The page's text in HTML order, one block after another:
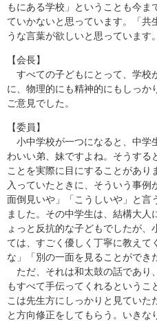
もにある学校」ということも今ま
ていかないと思っています。「共
うな言葉が欲しいと思っています。
【会長】
すべての子どもにとって、学校
に、物理的にも精神的にもしっか
ご意見でした。
【委員】
小中学校が一つになると、中学
わいい弟、妹ですよね。そうする
ことを実際に目にすることがあり
入っていたときに、そういう事例
面倒見いや」「こうしいや」と言
ました。その中学生は、結構大
ょっと反抗的な子どもでしたが
ては、すごく優しく丁寧に教えて
な」「別の一面を見ることができ
ただ、それは和太鼓の話であり
もすべて手伝ってくれるというこ
こは先生方にしっかりと見ていた
と方向修正をしてもらう。いきな